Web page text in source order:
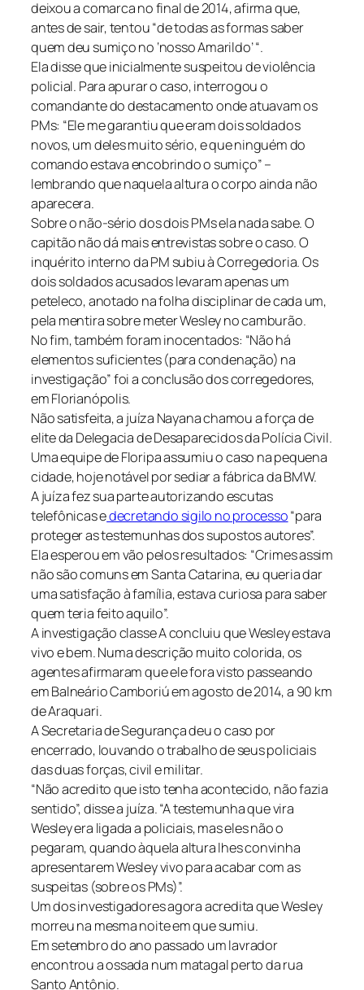
deixou a comarca no final de 2014, afirma que,
antes de sair, tentou “de todas as formas saber
quem deu sumiço no ‘nosso Amarildo’ “.
Ela disse que inicialmente suspeitou de violência
policial. Para apurar o caso, interrogou o
comandante do destacamento onde atuavam os
PMs: “Ele me garantiu que eram dois soldados
novos, um deles muito sério, e que ninguém do
comando estava encobrindo o sumiço” –
lembrando que naquela altura o corpo ainda não
aparecera.
Sobre o não-sério dos dois PMs ela nada sabe. O
capitão não dá mais entrevistas sobre o caso. O
inquérito interno da PM subiu à Corregedoria. Os
dois soldados acusados levaram apenas um
peteleco, anotado na folha disciplinar de cada um,
pela mentira sobre meter Wesley no camburão.
No fim, também foram inocentados: “Não há
elementos suficientes (para condenação) na
investigação” foi a conclusão dos corregedores,
em Florianópolis.
Não satisfeita, a juíza Nayana chamou a força de
elite da Delegacia de Desaparecidos da Polícia Civil.
Uma equipe de Floripa assumiu o caso na pequena
cidade, hoje notável por sediar a fábrica da BMW.
A juíza fez sua parte autorizando escutas
telefônicas edecretando sigilo no processo“para
proteger as testemunhas dos supostos autores”.
Ela esperou em vão pelos resultados: “Crimes assim
não são comuns em Santa Catarina, eu queria dar
uma satisfação à família, estava curiosa para saber
quem teria feito aquilo”.
A investigação classe A concluiu que Wesley estava
vivo e bem. Numa descrição muito colorida, os
agentes afirmaram que ele fora visto passeando
em Balneário Camboriú em agosto de 2014, a 90 km
de Araquari.
A Secretaria de Segurança deu o caso por
encerrado, louvando o trabalho de seus policiais
das duas forças, civil e militar.
“Não acredito que isto tenha acontecido, não fazia
sentido”, disse a juíza. “A testemunha que vira
Wesley era ligada a policiais, mas eles não o
pegaram, quando àquela altura lhes convinha
apresentarem Wesley vivo para acabar com as
suspeitas (sobre os PMs)”.
Um dos investigadores agora acredita que Wesley
morreu na mesma noite em que sumiu.
Em setembro do ano passado um lavrador
encontrou a ossada num matagal perto da rua
Santo Antônio.